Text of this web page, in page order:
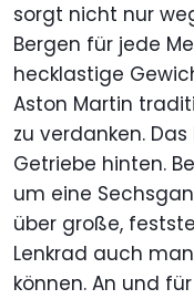
sorgt nicht nur
Bergen für jede
hecklastige
Aston Martin
zu verdanken.
Getriebe hinten.
um eine
über große,
Lenkrad auch
können. An und